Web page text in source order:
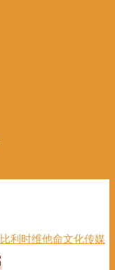
比利时维他命文化传媒